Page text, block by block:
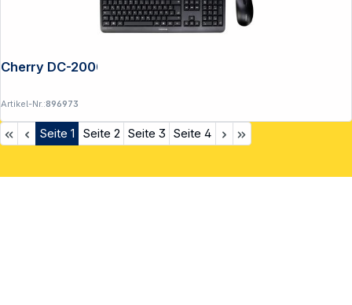
Cherry DC-2000
Artikel-Nr.:896973
Seite 1 Seite 2 Seite 3 Seite 4